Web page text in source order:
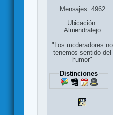
Mensajes: 4962
Ubicación:
Almendralejo
"Los moderadores no
tenemos sentido del
humor"
Distinciones